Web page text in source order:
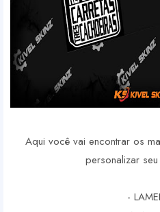
Aqui você vai encontrar os
personalizar
-